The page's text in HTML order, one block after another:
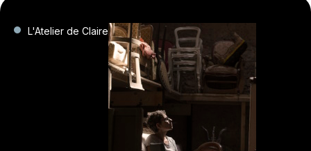
L'Atelier de Claire